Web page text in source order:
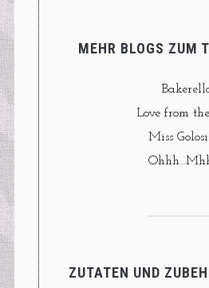
MEHR BLOGS ZUM
Love from
Miss
ZUTATEN UND